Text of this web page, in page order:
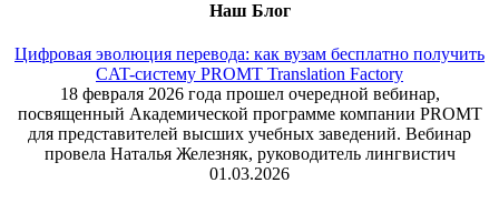
Наш Блог
Цифровая эволюция перевода: как вузам бесплатно получить
CAT-систему PROMT Translation Factory
18 февраля 2026 года прошел очередной вебинар,
посвященный Академической программе компании PROMT
для представителей высших учебных заведений. Вебинар
провела Наталья Железняк, руководитель лингвистич
01.03.2026